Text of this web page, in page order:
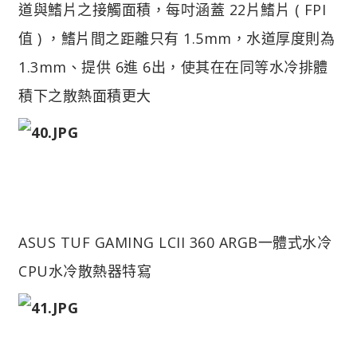
道與鰭片之接觸面積，每吋涵蓋 22片鰭片 ( FPI
值 ) ，鰭片間之距離只有 1.5mm，水道厚度則為
1.3mm、提供 6進 6出，使其在在同等水冷排體
積下之散熱面積更大
ASUS TUF GAMING LCII 360 ARGB一體式水冷
CPU水冷散熱器特寫